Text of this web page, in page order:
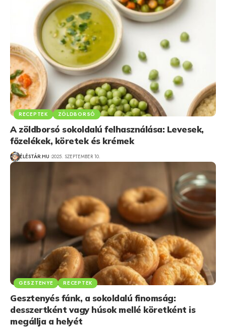
RECEPTEK ZÖLDBORSÓ
A zöldborsó sokoldalú felhasználása: Levesek,
főzelékek, köretek és krémek
ÉLÉSTÁR.HU 2025. SZEPTEMBER 10.
GESZTENYE RECEPTEK
Gesztenyés fánk, a sokoldalú finomság:
desszertként vagy húsok mellé köretként is
megállja a helyét